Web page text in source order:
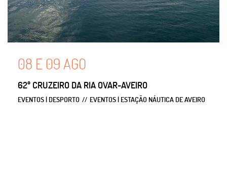
08 E09 AGO
62º CRUZEIRO DA RIA OVAR-AVEIRO
EVENTOS | DESPORTO EVENTOS | ESTAÇÃO NÁUTICA DE AVEIRO